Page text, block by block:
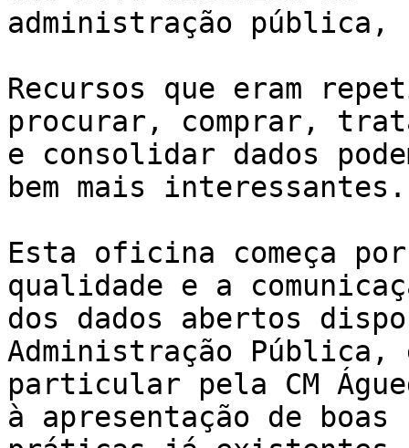
administração pública,
Recursos que eram
procurar, comprar,
e consolidar dados
bem mais interessantes.
Esta oficina começa
qualidade e a
dos dados abertos
Administração Pública,
particular pela CM
à apresentação de boas